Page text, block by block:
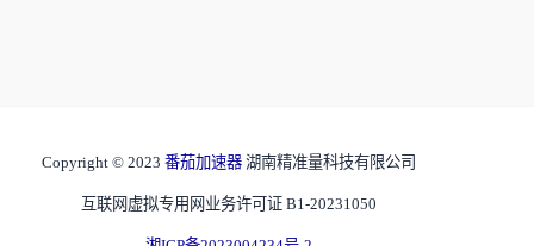
Copyright © 2023 番茄加速器 湖南精准量科技有限公司
互联网虚拟专用网业务许可证 B1-20231050